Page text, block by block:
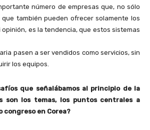
número de empresas que, no sólo
también pueden ofrecer solamente los
opinión, es la tendencia, que estos sistemas
pasen a ser vendidos como servicios, sin
los equipos.
que señalábamos al principio de la
son los temas, los puntos centrales a
congreso en Corea?